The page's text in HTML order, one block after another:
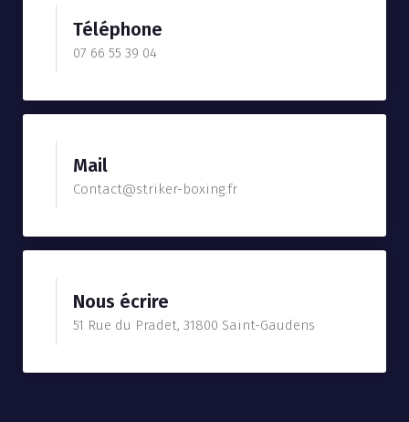
Téléphone
07 66 55 39 04
Mail
Contact@striker-boxing.fr
Nous écrire
51 Rue du Pradet, 31800 Saint-Gaudens